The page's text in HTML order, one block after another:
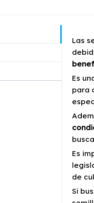
Las
Es
para
Es
de
Si